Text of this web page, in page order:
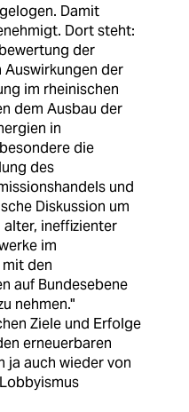
Damit
Dort steht:
der
der
im rheinischen
dem Ausbau der
in
die
des
und
Diskussion um
ineffizienter
im
den
auf Bundesebene
nehmen."
Ziele und Erfolge
erneuerbaren
ja auch wieder von